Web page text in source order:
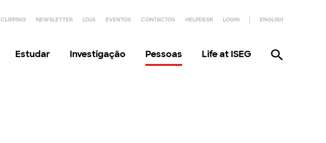
CLIPPING NEWSLETTER LOJA EVENTOS CONTACTOS HELPDESK LOGIN ENGLISH
Estudar Investigação Pessoas Life at ISEG